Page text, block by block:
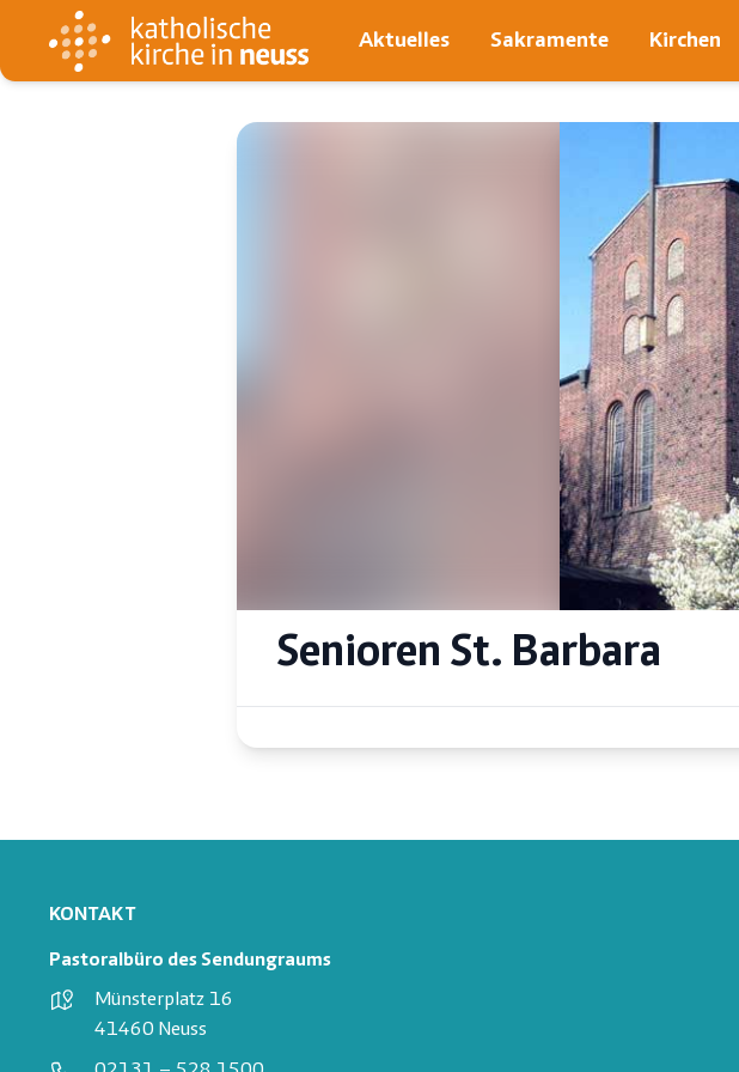
Aktuelles Sakramente Kirchen
Senioren St. Barbara
KONTAKT
Pastoralbüro des Sendungraums
Münsterplatz 16
41460 Neuss